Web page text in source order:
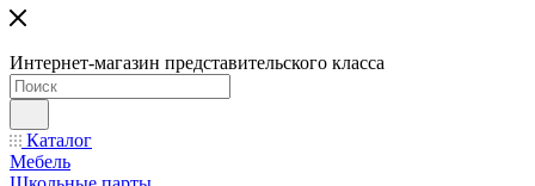
Интернет-магазин представительского класса
Каталог
Мебель